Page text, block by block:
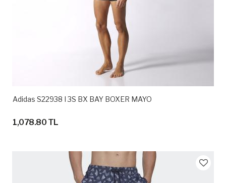
Adidas S22938 I 3S BX BAY BOXER MAYO
1,078.80 TL